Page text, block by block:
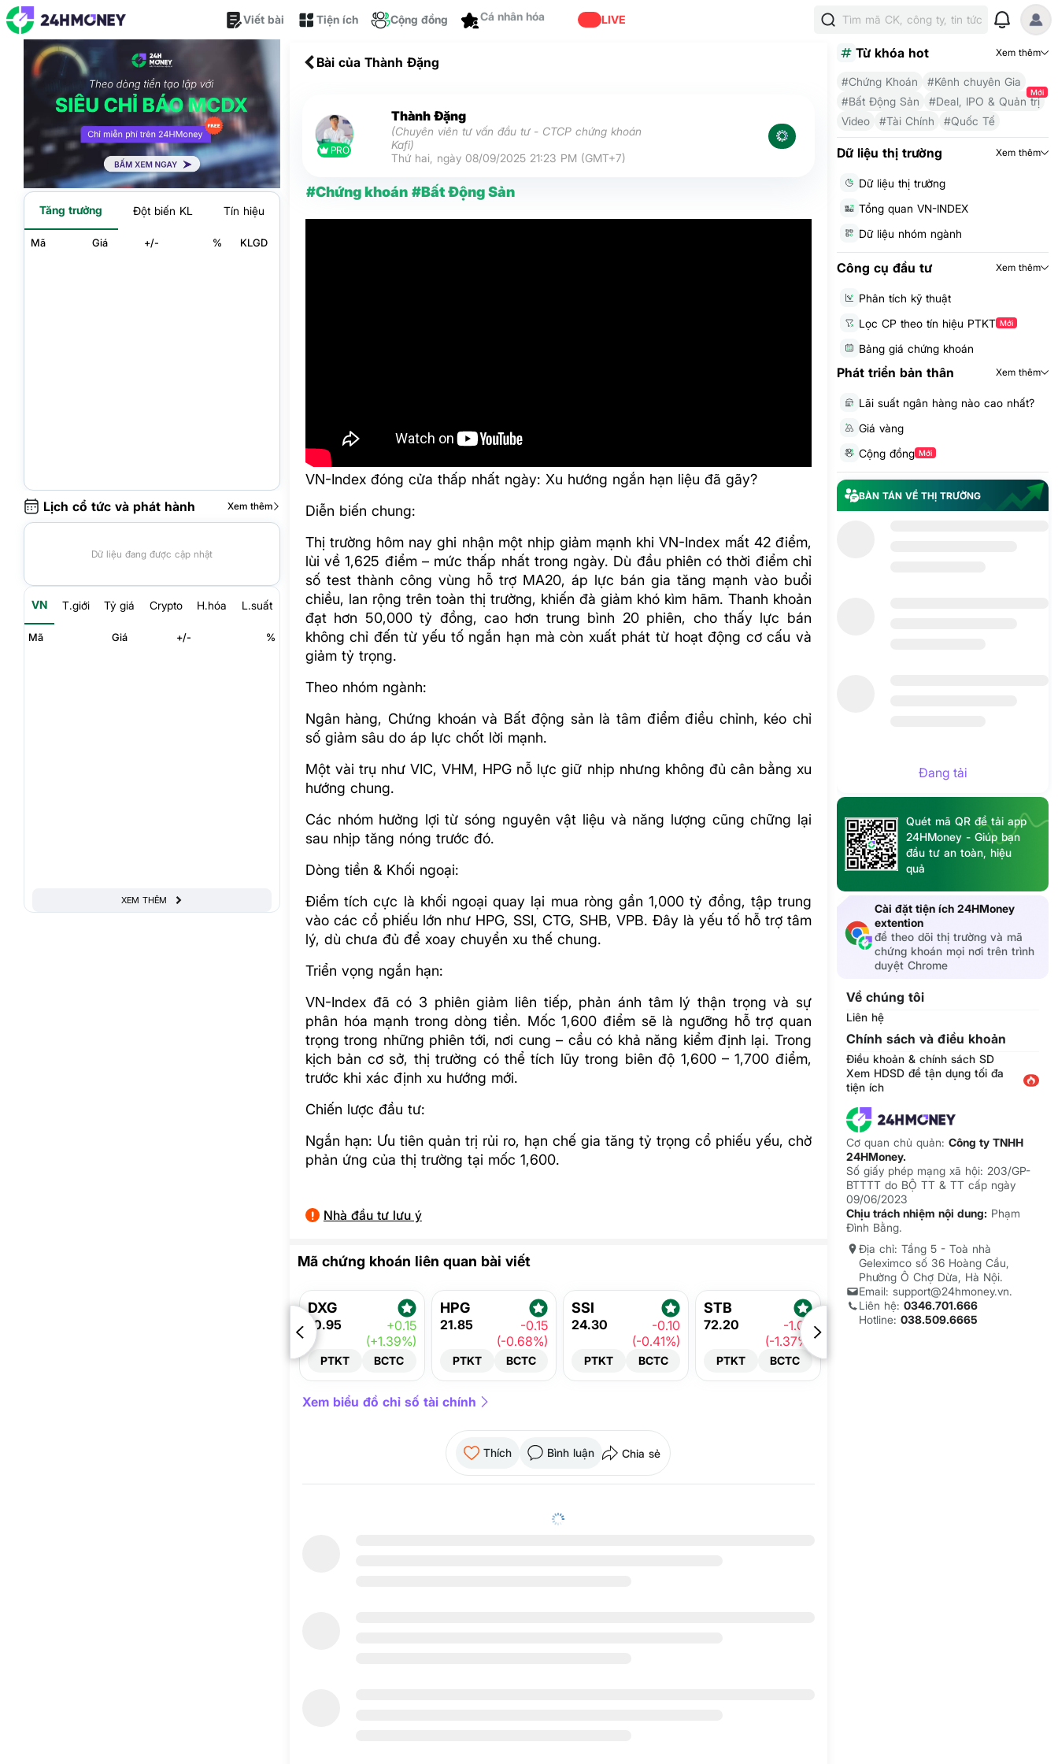
Viết bài Tiện ích Cộng đồng Cá nhân hóa LIVE Tìm mã CK, công ty, tin tức
Tăng trưởng Đột biến KL Tín hiệu
Mã Giá +/- % KLGD
Lịch cổ tức và phát hành Xem thêm
Dữ liệu đang được cập nhật
VN T.giới Tỷ giá Crypto H.hóa L.suất
Mã Giá +/- %
XEM THÊM
Bài của Thành Đặng
PRO
Thành Đặng
(Chuyên viên tư vấn đầu tư - CTCP chứng khoán
Kafi)
Thứ hai, ngày 08/09/2025 21:23 PM (GMT+7)
#Chứng khoán #Bất Động Sản
VN-Index đóng cửa thấp nhất ngày: Xu hướng ngắn hạn liệu đã gãy?
Diễn biến chung:
Thị trường hôm nay ghi nhận một nhịp giảm mạnh khi VN-Index mất 42 điểm,
lùi về 1,625 điểm – mức thấp nhất trong ngày. Dù đầu phiên có thời điểm chỉ
số test thành công vùng hỗ trợ MA20, áp lực bán gia tăng mạnh vào buổi
chiều, lan rộng trên toàn thị trường, khiến đà giảm khó kìm hãm. Thanh khoản
đạt hơn 50,000 tỷ đồng, cao hơn trung bình 20 phiên, cho thấy lực bán
không chỉ đến từ yếu tố ngắn hạn mà còn xuất phát từ hoạt động cơ cấu và
giảm tỷ trọng.
Theo nhóm ngành:
Ngân hàng, Chứng khoán và Bất động sản là tâm điểm điều chỉnh, kéo chỉ
số giảm sâu do áp lực chốt lời mạnh.
Một vài trụ như VIC, VHM, HPG nỗ lực giữ nhịp nhưng không đủ cân bằng xu
hướng chung.
Các nhóm hưởng lợi từ sóng nguyên vật liệu và năng lượng cũng chững lại
sau nhịp tăng nóng trước đó.
Dòng tiền & Khối ngoại:
Điểm tích cực là khối ngoại quay lại mua ròng gần 1,000 tỷ đồng, tập trung
vào các cổ phiếu lớn như HPG, SSI, CTG, SHB, VPB. Đây là yếu tố hỗ trợ tâm
lý, dù chưa đủ để xoay chuyển xu thế chung.
Triển vọng ngắn hạn:
VN-Index đã có 3 phiên giảm liên tiếp, phản ánh tâm lý thận trọng và sự
phân hóa mạnh trong dòng tiền. Mốc 1,600 điểm sẽ là ngưỡng hỗ trợ quan
trọng trong những phiên tới, nơi cung – cầu có khả năng kiểm định lại. Trong
kịch bản cơ sở, thị trường có thể tích lũy trong biên độ 1,600 – 1,700 điểm,
trước khi xác định xu hướng mới.
Chiến lược đầu tư:
Ngắn hạn: Ưu tiên quản trị rủi ro, hạn chế gia tăng tỷ trọng cổ phiếu yếu, chờ
phản ứng của thị trường tại mốc 1,600.
Nhà đầu tư lưu ý
Mã chứng khoán liên quan bài viết
DXG
10.95
+0.15
(+1.39%)
PTKT BCTC
HPG
21.85
-0.15
(-0.68%)
PTKT BCTC
SSI
24.30
-0.10
(-0.41%)
PTKT BCTC
STB
72.20
-1.00
(-1.37%)
PTKT BCTC
Xem biểu đồ chỉ số tài chính
Thích Bình luận Chia sẻ
Từ khóa hot Xem thêm
#Chứng Khoán
#Kênh chuyên Gia
#Bất Động Sản
#Deal, IPO & Quản trị
Mới
Video #Tài Chính #Quốc Tế
Dữ liệu thị trường Xem thêm
Dữ liệu thị trường
Tổng quan VN-INDEX
Dữ liệu nhóm ngành
Công cụ đầu tư Xem thêm
Phân tích kỹ thuật
Lọc CP theo tín hiệu PTKT Mới
Bảng giá chứng khoán
Phát triển bản thân Xem thêm
Lãi suất ngân hàng nào cao nhất?
Giá vàng
Cộng đồng Mới
BÀN TÁN VỀ THỊ TRƯỜNG
Đang tải
Quét mã QR để tải app
24HMoney - Giúp bạn
đầu tư an toàn, hiệu
quả
Cài đặt tiện ích 24HMoney
extention
để theo dõi thị trường và mã
chứng khoán mọi nơi trên trình
duyệt Chrome
Về chúng tôi
Liên hệ
Chính sách và điều khoản
Điều khoản & chính sách SD
Xem HDSD để tận dụng tối đa
tiện ích
Cơ quan chủ quản: Công ty TNHH
24HMoney.
Số giấy phép mạng xã hội: 203/GP-
BTTTT do BỘ TT & TT cấp ngày
09/06/2023
Chịu trách nhiệm nội dung: Phạm
Đình Bằng.
Địa chỉ: Tầng 5 - Toà nhà
Geleximco số 36 Hoàng Cầu,
Phường Ô Chợ Dừa, Hà Nội.
Email: support@24hmoney.vn.
Liên hệ: 0346.701.666
Hotline: 038.509.6665